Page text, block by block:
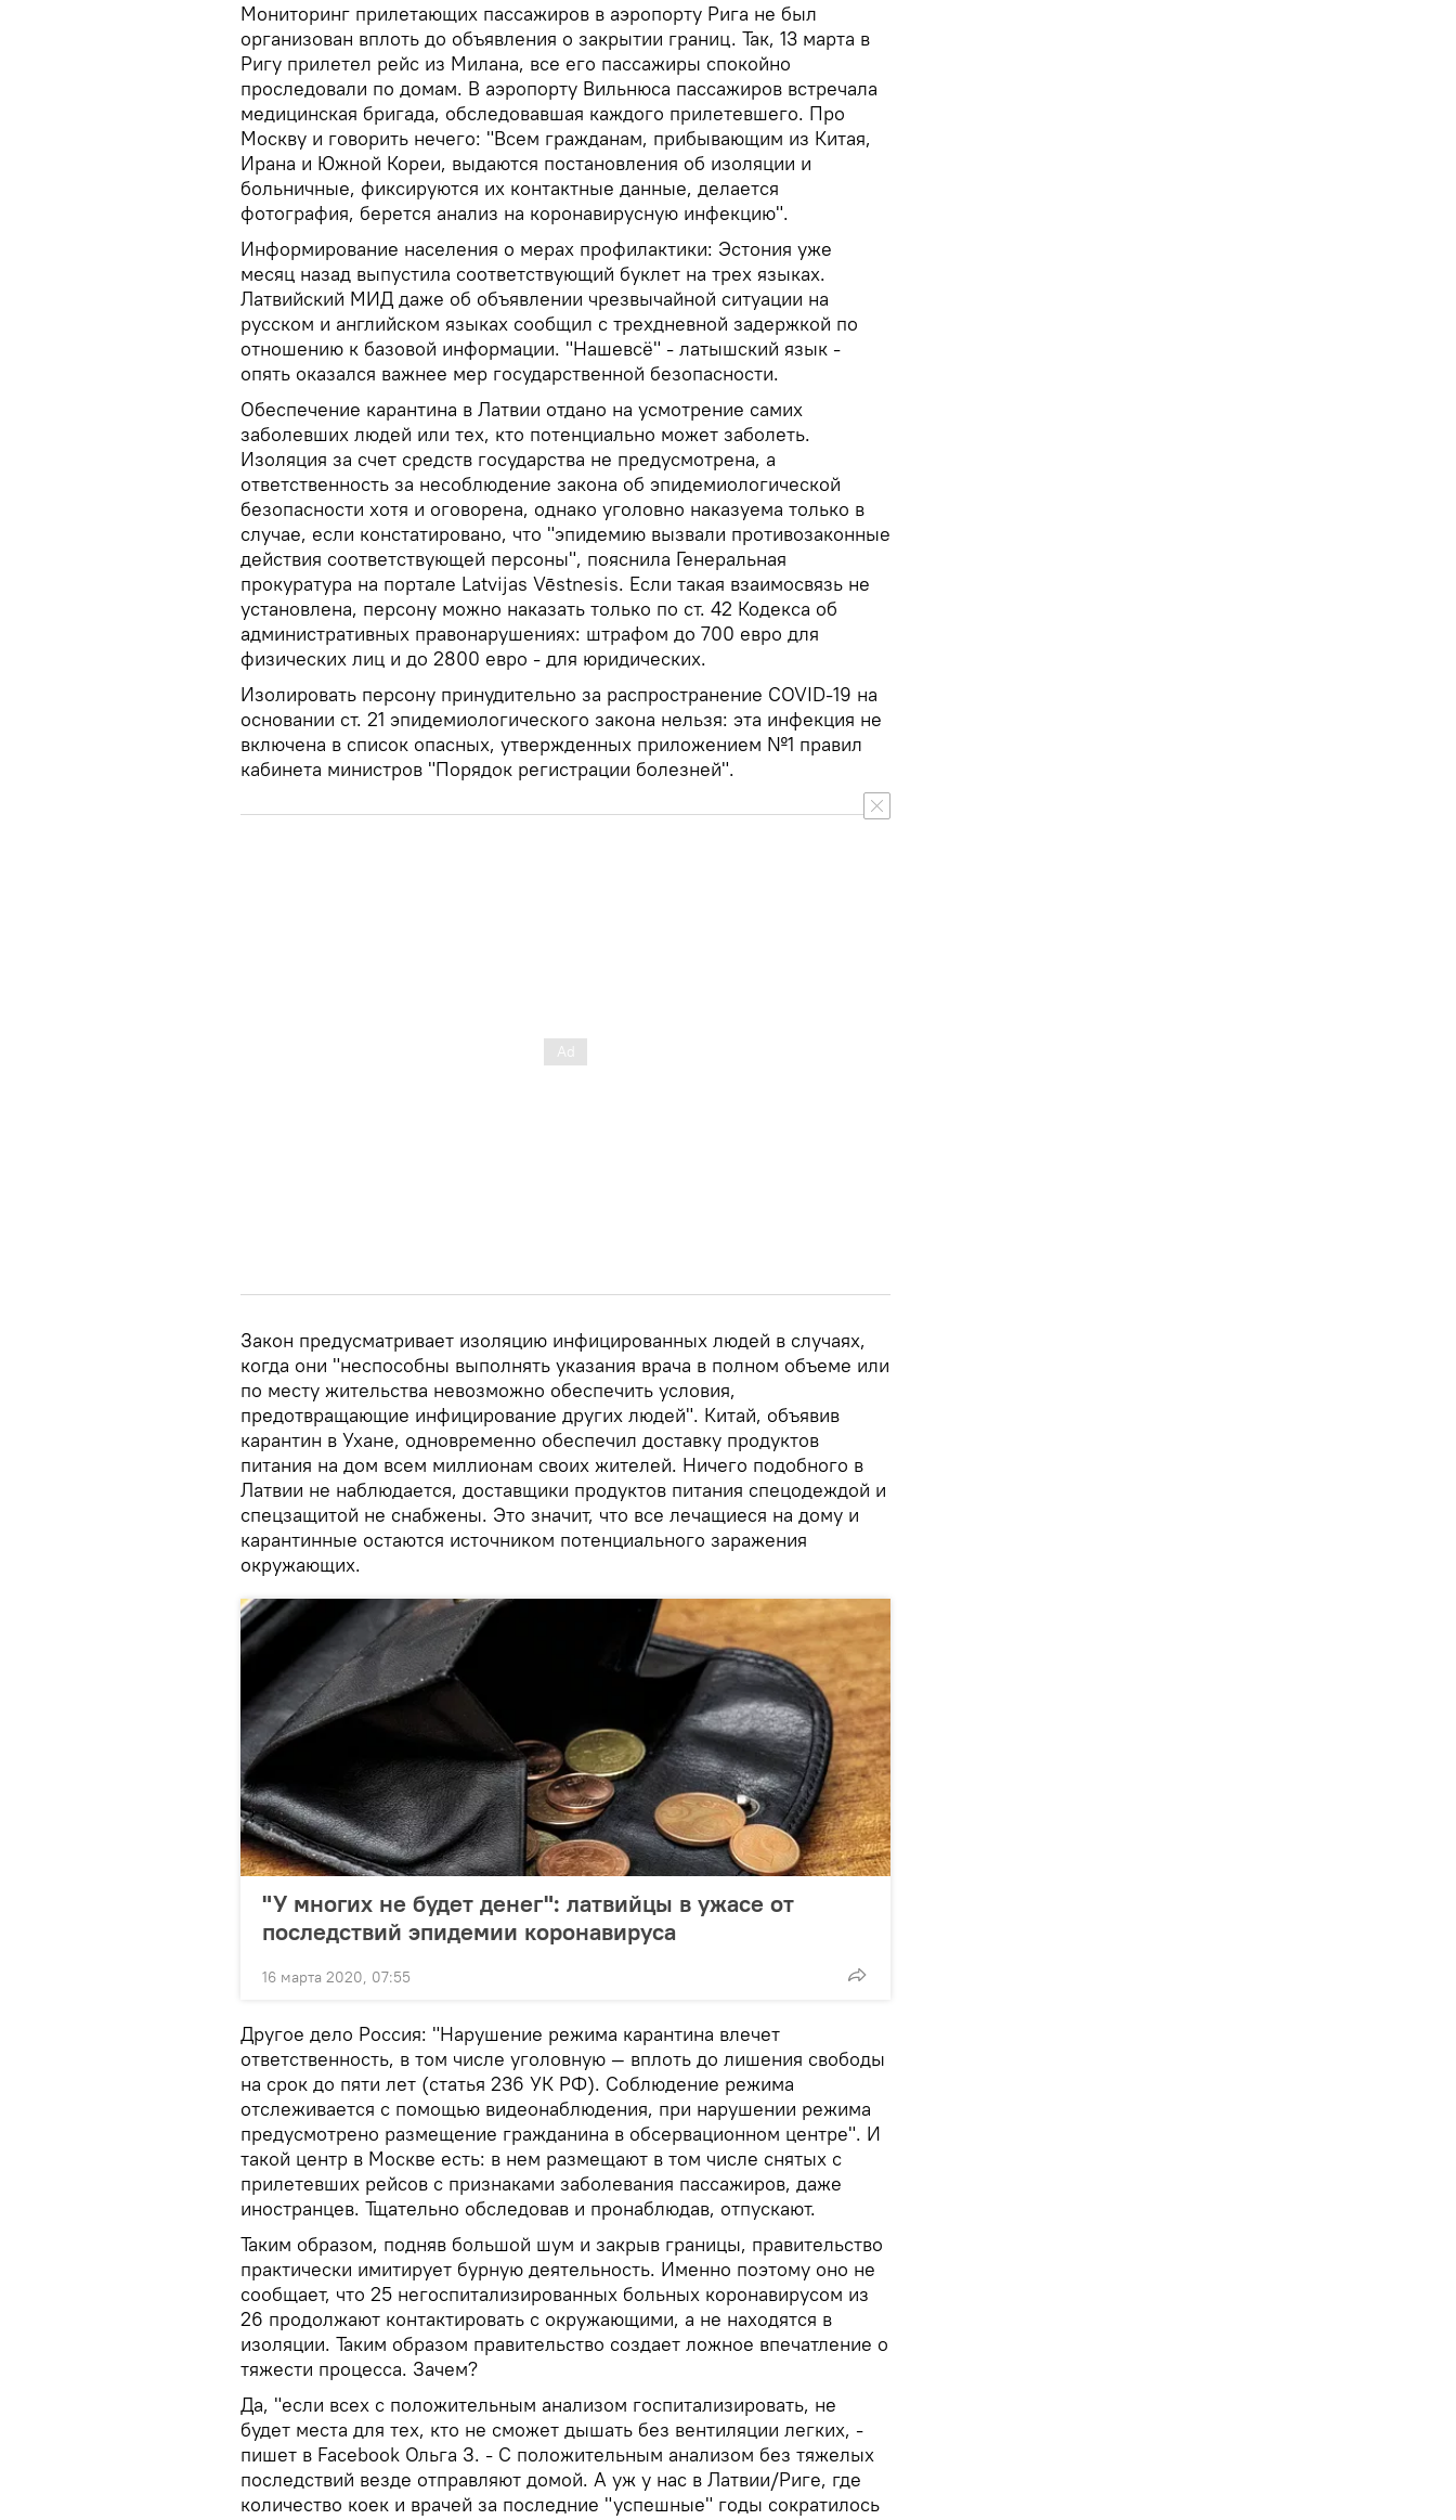
Мониторинг прилетающих пассажиров в аэропорту Рига не был
организован вплоть до объявления о закрытии границ. Так, 13 марта в
Ригу прилетел рейс из Милана, все его пассажиры спокойно
проследовали по домам. В аэропорту Вильнюса пассажиров встречала
медицинская бригада, обследовавшая каждого прилетевшего. Про
Москву и говорить нечего: "Всем гражданам, прибывающим из Китая,
Ирана и Южной Кореи, выдаются постановления об изоляции и
больничные, фиксируются их контактные данные, делается
фотография, берется анализ на коронавирусную инфекцию".
Информирование населения о мерах профилактики: Эстония уже
месяц назад выпустила соответствующий буклет на трех языках.
Латвийский МИД даже об объявлении чрезвычайной ситуации на
русском и английском языках сообщил с трехдневной задержкой по
отношению к базовой информации. "Нашевсё" - латышский язык -
опять оказался важнее мер государственной безопасности.
Обеспечение карантина в Латвии отдано на усмотрение самих
заболевших людей или тех, кто потенциально может заболеть.
Изоляция за счет средств государства не предусмотрена, а
ответственность за несоблюдение закона об эпидемиологической
безопасности хотя и оговорена, однако уголовно наказуема только в
случае, если констатировано, что "эпидемию вызвали противозаконные
действия соответствующей персоны", пояснила Генеральная
прокуратура на портале Latvijas Vēstnesis. Если такая взаимосвязь не
установлена, персону можно наказать только по ст. 42 Кодекса об
административных правонарушениях: штрафом до 700 евро для
физических лиц и до 2800 евро - для юридических.
Изолировать персону принудительно за распространение COVID-19 на
основании ст. 21 эпидемиологического закона нельзя: эта инфекция не
включена в список опасных, утвержденных приложением №1 правил
кабинета министров "Порядок регистрации болезней".
Закон предусматривает изоляцию инфицированных людей в случаях,
когда они "неспособны выполнять указания врача в полном объеме или
по месту жительства невозможно обеспечить условия,
предотвращающие инфицирование других людей". Китай, объявив
карантин в Ухане, одновременно обеспечил доставку продуктов
питания на дом всем миллионам своих жителей. Ничего подобного в
Латвии не наблюдается, доставщики продуктов питания спецодеждой и
спецзащитой не снабжены. Это значит, что все лечащиеся на дому и
карантинные остаются источником потенциального заражения
окружающих.
"У многих не будет денег": латвийцы в ужасе от
последствий эпидемии коронавируса
16 марта 2020, 07:55
Другое дело Россия: "Нарушение режима карантина влечет
ответственность, в том числе уголовную — вплоть до лишения свободы
на срок до пяти лет (статья 236 УК РФ). Соблюдение режима
отслеживается с помощью видеонаблюдения, при нарушении режима
предусмотрено размещение гражданина в обсервационном центре". И
такой центр в Москве есть: в нем размещают в том числе снятых с
прилетевших рейсов с признаками заболевания пассажиров, даже
иностранцев. Тщательно обследовав и пронаблюдав, отпускают.
Таким образом, подняв большой шум и закрыв границы, правительство
практически имитирует бурную деятельность. Именно поэтому оно не
сообщает, что 25 негоспитализированных больных коронавирусом из
26 продолжают контактировать с окружающими, а не находятся в
изоляции. Таким образом правительство создает ложное впечатление о
тяжести процесса. Зачем?
Да, "если всех с положительным анализом госпитализировать, не
будет места для тех, кто не сможет дышать без вентиляции легких, -
пишет в Facebook Ольга З. - С положительным анализом без тяжелых
последствий везде отправляют домой. А уж у нас в Латвии/Риге, где
количество коек и врачей за последние "успешные" годы сократилось